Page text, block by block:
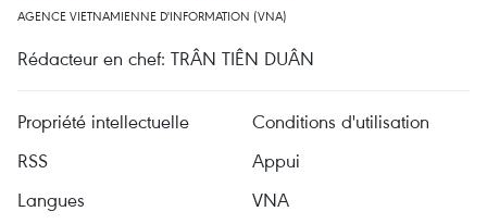
AGENCE VIETNAMIENNE D'INFORMATION (VNA)
Rédacteur en chef: TRÂN TIÊN DUÂN
Propriété intellectuelle
Conditions d'utilisation
RSS
Appui
Langues
VNA